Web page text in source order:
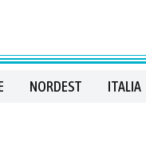
NORDEST ITALIA